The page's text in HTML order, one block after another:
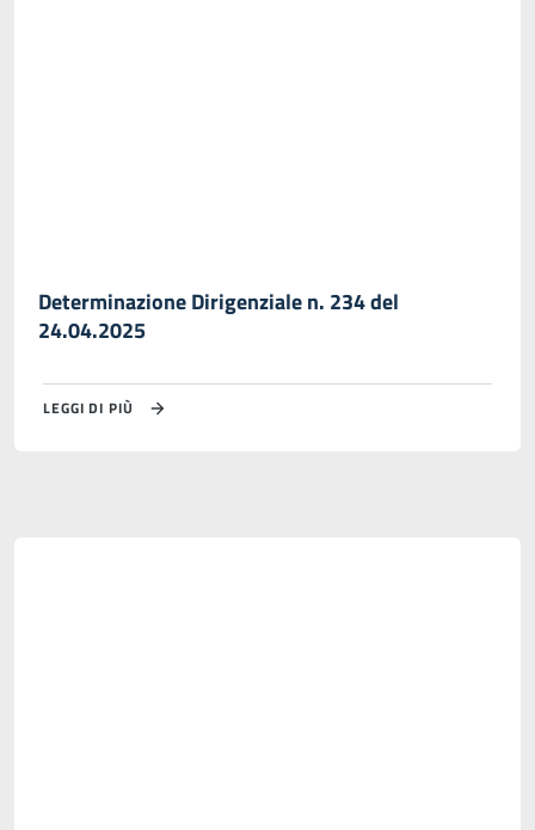
Determinazione Dirigenziale n. 234 del
24.04.2025
LEGGI DI PIÙ